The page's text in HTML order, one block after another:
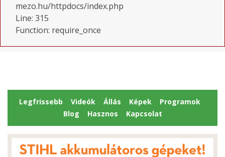
mezo.hu/httpdocs/index.php
Line: 315
Function: require_once
Legfrissebb Videók Állás Képek
Programok
Blog
Hasznos Kapcsolat